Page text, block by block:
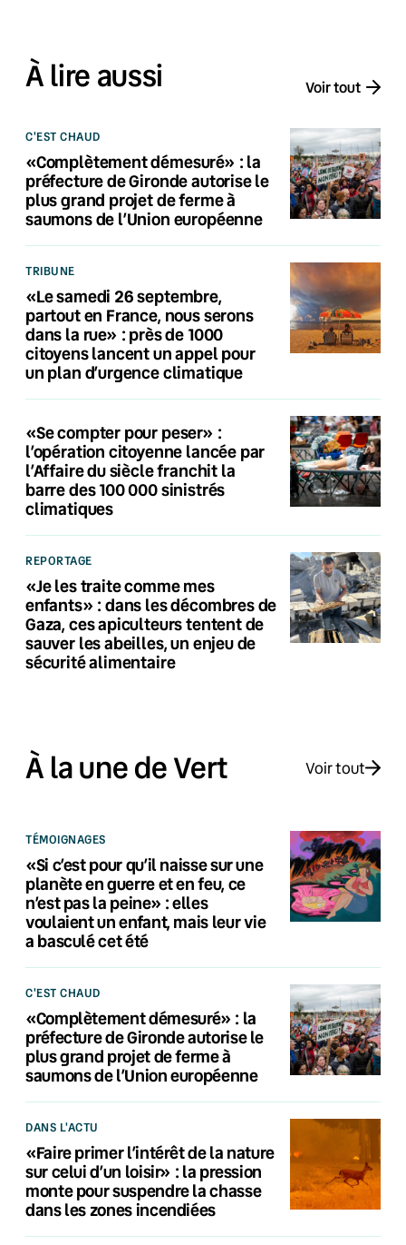
À lire aussi Voir tout
C'EST CHAUD
«Complètement démesuré» : la
préfecture de Gironde autorise le
plus grand projet de ferme à
saumons de l’Union européenne
TRIBUNE
«Le samedi 26 septembre,
partout en France, nous serons
dans la rue» : près de 1000
citoyens lancent un appel pour
un plan d’urgence climatique
«Se compter pour peser» :
l’opération citoyenne lancée par
l’Affaire du siècle franchit la
barre des 100 000 sinistrés
climatiques
REPORTAGE
«Je les traite comme mes
enfants» : dans les décombres de
Gaza, ces apiculteurs tentent de
sauver les abeilles, un enjeu de
sécurité alimentaire
À la une de Vert Voir tout
TÉMOIGNAGES
«Si c’est pour qu’il naisse sur une
planète en guerre et en feu, ce
n’est pas la peine» : elles
voulaient un enfant, mais leur vie
a basculé cet été
C'EST CHAUD
«Complètement démesuré» : la
préfecture de Gironde autorise le
plus grand projet de ferme à
saumons de l’Union européenne
DANS L'ACTU
«Faire primer l’intérêt de la nature
sur celui d’un loisir» : la pression
monte pour suspendre la chasse
dans les zones incendiées